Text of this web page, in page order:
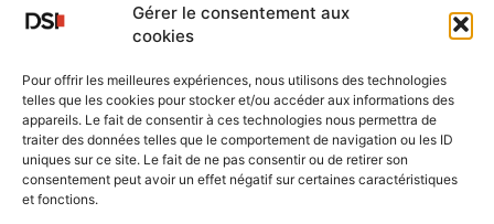
Gérer le consentement aux
cookies
Pour offrir les meilleures expériences, nous utilisons des technologies
telles que les cookies pour stocker et/ou accéder aux informations des
appareils. Le fait de consentir à ces technologies nous permettra de
traiter des données telles que le comportement de navigation ou les ID
uniques sur ce site. Le fait de ne pas consentir ou de retirer son
consentement peut avoir un effet négatif sur certaines caractéristiques
et fonctions.
Mentions légales
Politique de confidentialité
Contactez-nous
Confidentialité reCAPTCHA